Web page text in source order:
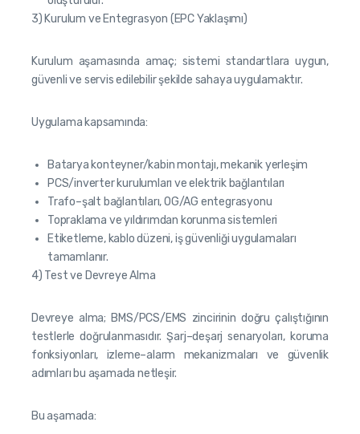
3) Kurulum ve Entegrasyon (EPC Yaklaşımı)
Kurulum aşamasında amaç; sistemi standartlara uygun,
güvenli ve servis edilebilir şekilde sahaya uygulamaktır.
Uygulama kapsamında:
Batarya konteyner/kabin montajı, mekanik yerleşim
PCS/inverter kurulumları ve elektrik bağlantıları
Trafo–şalt bağlantıları, OG/AG entegrasyonu
Topraklama ve yıldırımdan korunma sistemleri
Etiketleme, kablo düzeni, iş güvenliği uygulamaları
tamamlanır.
4) Test ve Devreye Alma
Devreye alma; BMS/PCS/EMS zincirinin doğru çalıştığının
testlerle doğrulanmasıdır. Şarj–deşarj senaryoları, koruma
fonksiyonları, izleme–alarm mekanizmaları ve güvenlik
adımları bu aşamada netleşir.
Bu aşamada: